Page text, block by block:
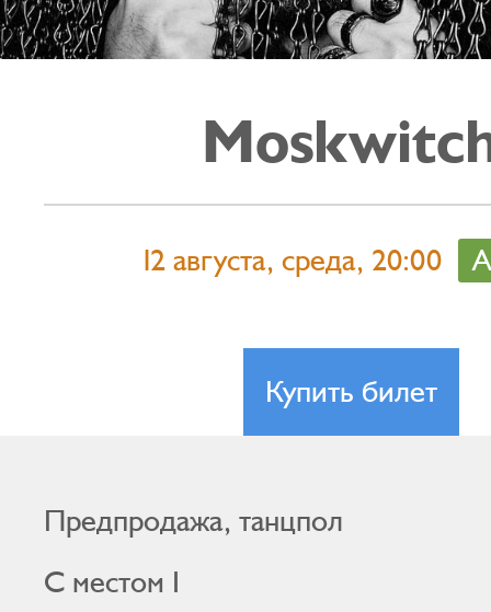
12 августа, среда, 20:00
Купить билет
Предпродажа, танцпол
С местом I